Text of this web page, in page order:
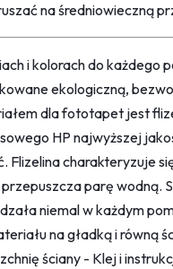
na średniowieczną
i kolorach do każdego
ekologiczną,
dla fototapet jest
HP najwyższej
Flizelina charakteryzuje
parę wodną.
niemal w każdym
na gładką i równą
ściany - Klej i